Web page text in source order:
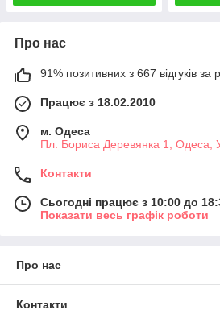
Про нас
91% позитивних з 667 відгуків за
Працює з 18.02.2010
м. Одеса
Пл. Бориса Деревянка 1, Одеса,
Контакти
Сьогодні працює з 10:00 до
Показати весь графік роботи
Про нас
Контакти